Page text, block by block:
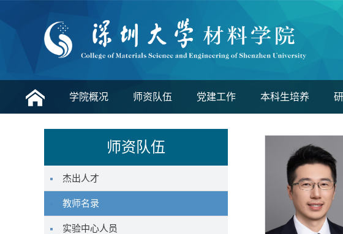
学院概况 师资队伍 党建工作 本科生培养
师资队伍
杰出人才
教师名录
实验中心人员